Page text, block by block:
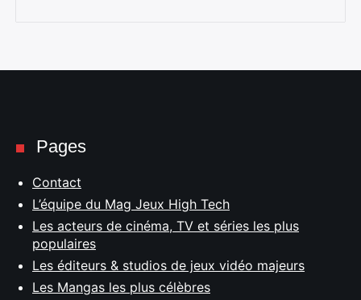
Pages
Contact
L’équipe du Mag Jeux High Tech
Les acteurs de cinéma, TV et séries les plus
populaires
Les éditeurs & studios de jeux vidéo majeurs
Les Mangas les plus célèbres